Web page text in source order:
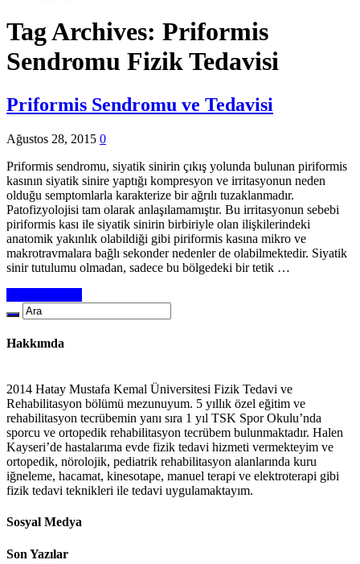
Tag Archives: Priformis
Sendromu Fizik Tedavisi
Priformis Sendromu ve Tedavisi
Ağustos 28, 2015 0
Priformis sendromu, siyatik sinirin çıkış yolunda bulunan piriformis
kasının siyatik sinire yaptığı kompresyon ve irritasyonun neden
olduğu semptomlarla karakterize bir ağrılı tuzaklanmadır.
Patofizyolojisi tam olarak anlaşılamamıştır. Bu irritasyonun sebebi
piriformis kası ile siyatik sinirin birbiriyle olan ilişkilerindeki
anatomik yakınlık olabildiği gibi piriformis kasına mikro ve
makrotravmalara bağlı sekonder nedenler de olabilmektedir. Siyatik
sinir tutulumu olmadan, sadece bu bölgedeki bir tetik …
Hakkımda
2014 Hatay Mustafa Kemal Üniversitesi Fizik Tedavi ve
Rehabilitasyon bölümü mezunuyum. 5 yıllık özel eğitim ve
rehabilitasyon tecrübemin yanı sıra 1 yıl TSK Spor Okulu’nda
sporcu ve ortopedik rehabilitasyon tecrübem bulunmaktadır. Halen
Kayseri’de hastalarıma evde fizik tedavi hizmeti vermekteyim ve
ortopedik, nörolojik, pediatrik rehabilitasyon alanlarında kuru
iğneleme, hacamat, kinesotape, manuel terapi ve elektroterapi gibi
fizik tedavi teknikleri ile tedavi uygulamaktayım.
Sosyal Medya
Son Yazılar